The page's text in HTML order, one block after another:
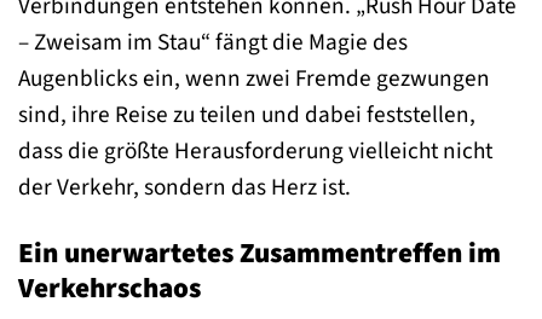
– Zweisam im Stau“ fängt die Magie des
Augenblicks ein, wenn zwei Fremde gezwungen
sind, ihre Reise zu teilen und dabei feststellen,
dass die größte Herausforderung vielleicht nicht
der Verkehr, sondern das Herz ist.
Ein unerwartetes Zusammentreffen im
Verkehrschaos